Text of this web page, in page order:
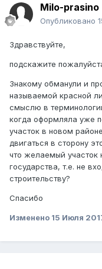
Milo-prasino
Опубликовано
Здравствуйте,
подскажите
Знакому обманули и
называемой красной
смыслю в
когда оформляла уже
участок в новом
двигаться в сторону
что желаемый участок
государства, т.е. не
строительству?
Спасибо
Изменено 15 Июля